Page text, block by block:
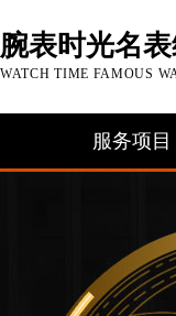
腕表时光名
WATCH TIME FAMOUS
服务项目